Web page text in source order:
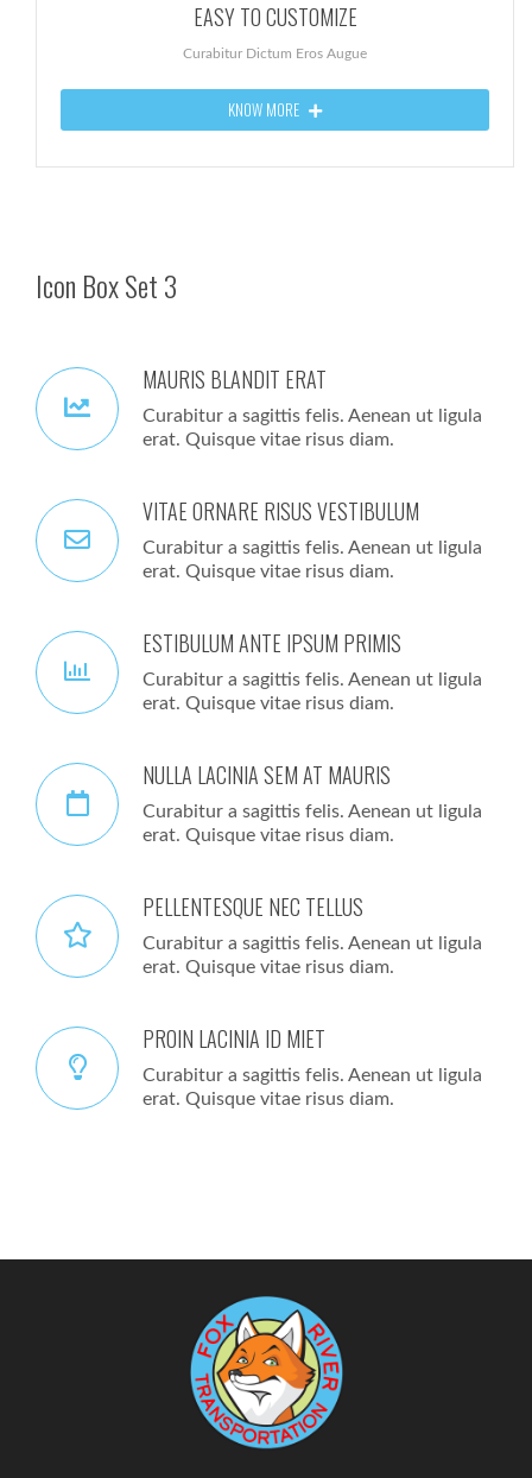
EASY TO CUSTOMIZE
Curabitur Dictum Eros Augue
KNOW MORE
Icon Box Set 3
MAURIS BLANDIT ERAT
Curabitur a sagittis felis. Aenean ut ligula
erat. Quisque vitae risus diam.
VITAE ORNARE RISUS VESTIBULUM
Curabitur a sagittis felis. Aenean ut ligula
erat. Quisque vitae risus diam.
ESTIBULUM ANTE IPSUM PRIMIS
Curabitur a sagittis felis. Aenean ut ligula
erat. Quisque vitae risus diam.
NULLA LACINIA SEM AT MAURIS
Curabitur a sagittis felis. Aenean ut ligula
erat. Quisque vitae risus diam.
PELLENTESQUE NEC TELLUS
Curabitur a sagittis felis. Aenean ut ligula
erat. Quisque vitae risus diam.
PROIN LACINIA ID MIET
Curabitur a sagittis felis. Aenean ut ligula
erat. Quisque vitae risus diam.